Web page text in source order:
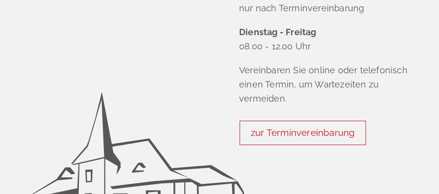
nur nach Terminvereinbarung
Dienstag - Freitag
08.00 - 12.00 Uhr
Vereinbaren Sie online oder telefonisch
einen Termin, um Wartezeiten zu
vermeiden.
zur Terminvereinbarung